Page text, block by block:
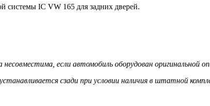
системы IC VW 165 для задних дверей.
если автомобиль оборудован оригинальной
сзади при условии наличия в штатной